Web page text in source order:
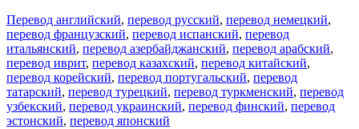
Перевод английский, перевод русский, перевод немецкий,
перевод французский, перевод испанский, перевод
итальянский, перевод азербайджанский, перевод арабский,
перевод иврит, перевод казахский, перевод китайский,
перевод корейский, перевод португальский, перевод
татарский, перевод турецкий, перевод туркменский, перевод
узбекский, перевод украинский, перевод финский, перевод
эстонский, перевод японский